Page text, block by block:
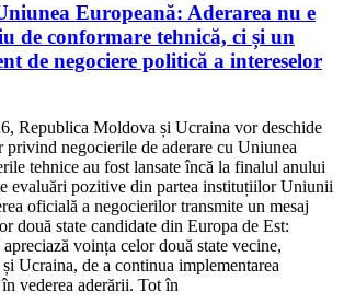
Europeană: Aderarea nu e
de conformare tehnică, ci și un
de negociere politică a intereselor
Republica Moldova și Ucraina vor deschide
negocierile de aderare cu Uniunea
tehnice au fost lansate încă la finalul anului
evaluări pozitive din partea instituțiilor Uniunii
oficială a negocierilor transmite un mesaj
două state candidate din Europa de Est:
voința celor două state vecine,
Ucraina, de a continua implementarea
vederea aderării. Tot în